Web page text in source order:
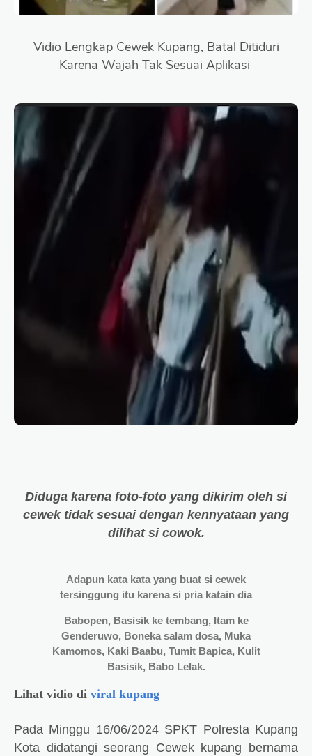
Vidio Lengkap Cewek Kupang, Batal Ditiduri
Karena Wajah Tak Sesuai Aplikasi
Diduga karena foto-foto yang dikirim oleh si
cewek tidak sesuai dengan kennyataan yang
dilihat si cowok.
Adapun kata kata yang buat si cewek
tersinggung itu karena si pria katain dia
Babopen, Basisik ke tembang, Itam ke
Genderuwo, Boneka salam dosa, Muka
Kamomos, Kaki Baabu, Tumit Bapica, Kulit
Basisik, Babo Lelak.
Lihat vidio di viral kupang
Pada Minggu 16/06/2024 SPKT Polresta Kupang
Kota didatangi seorang Cewek kupang bernama